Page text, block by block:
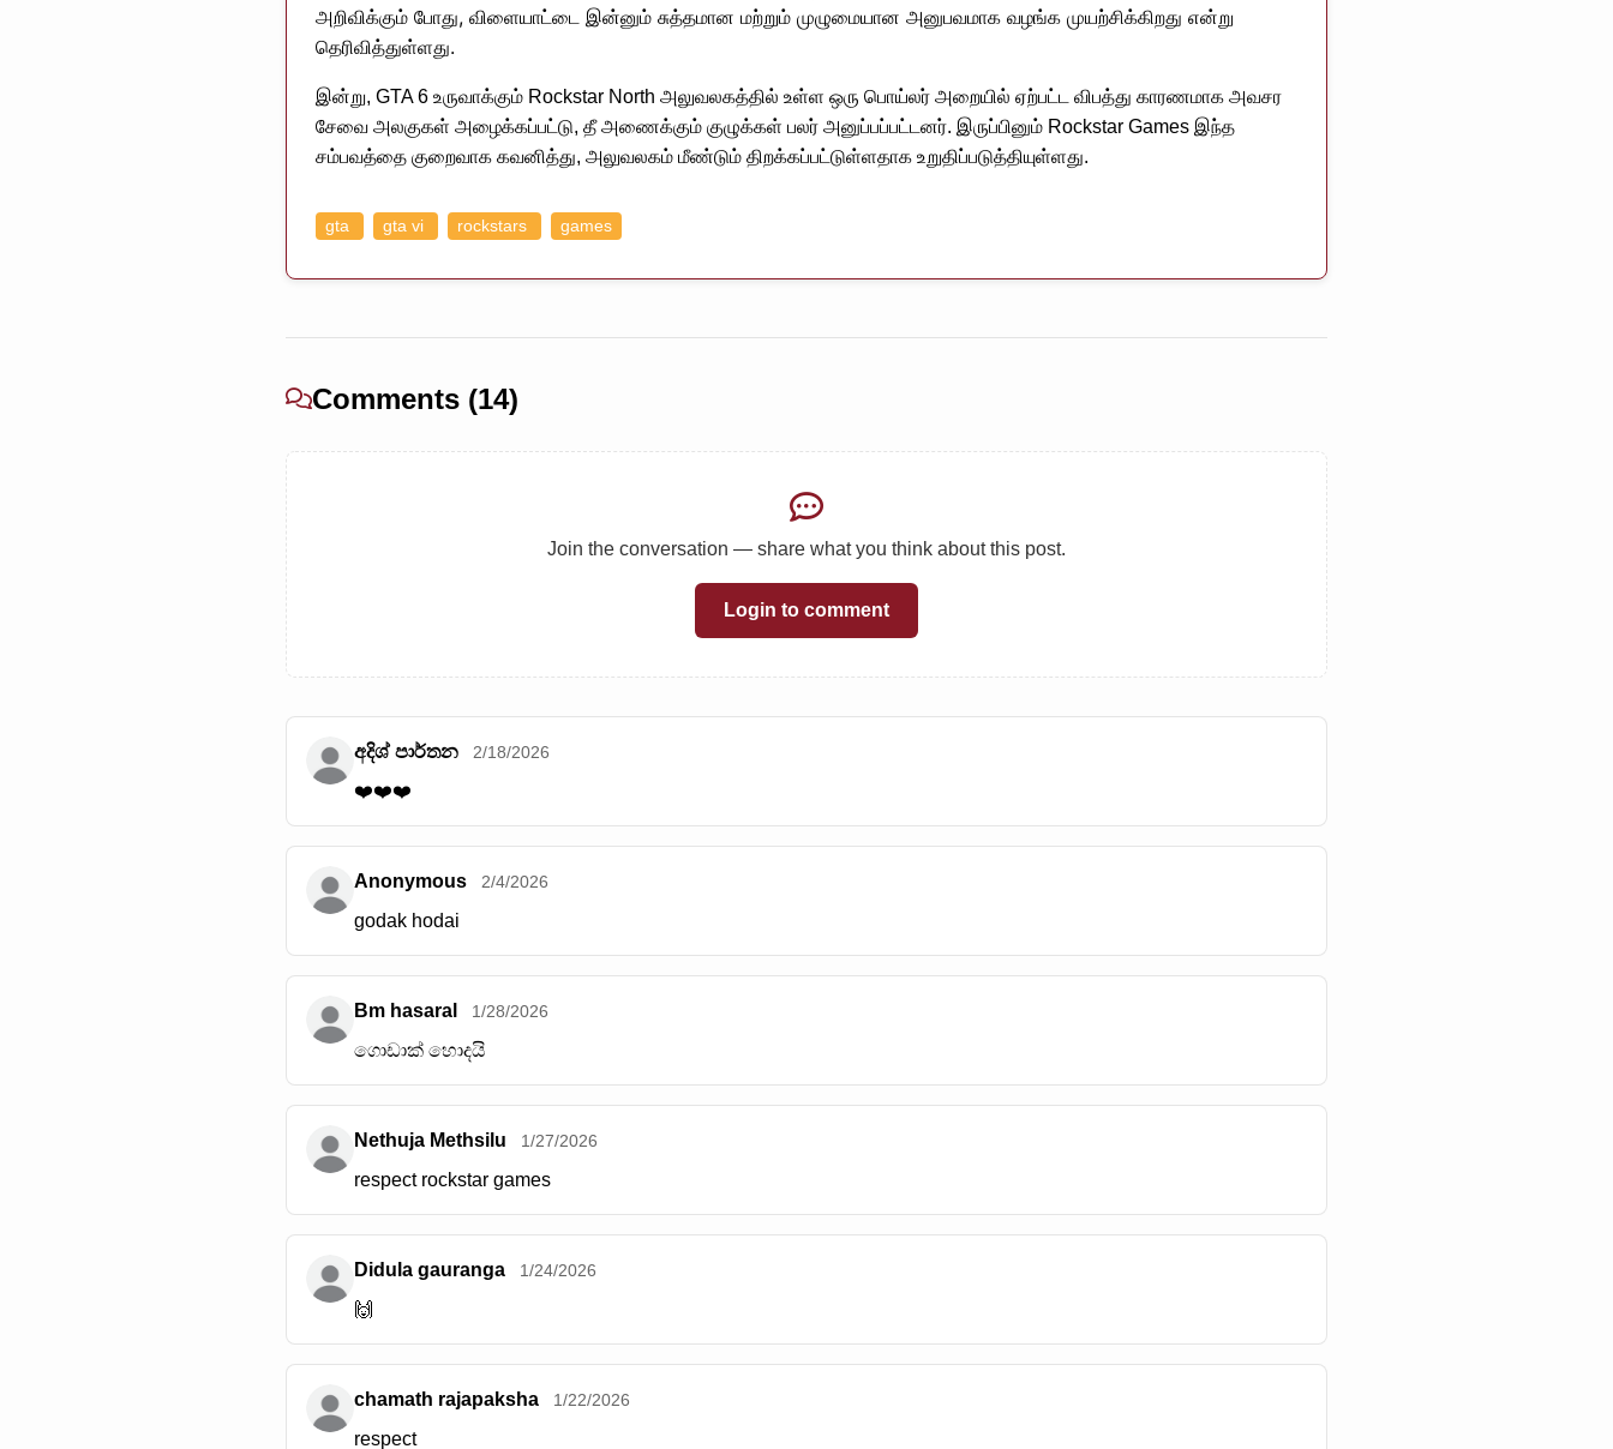
அறிவிக்கும் போது, விளையாட்டை இன்னும் சுத்தமான மற்றும் முழுமையான அனுபவமாக வழங்க முயற்சிக்கிறது என்று
தெரிவித்துள்ளது.
இன்று, GTA 6 உருவாக்கும் Rockstar North அலுவலகத்தில் உள்ள ஒரு பொய்லர் அறையில் ஏற்பட்ட விபத்து காரணமாக அவசர
சேவை அலகுகள் அழைக்கப்பட்டு, தீ அணைக்கும் குழுக்கள் பலர் அனுப்பப்பட்டனர். இருப்பினும் Rockstar Games இந்த
சம்பவத்தை குறைவாக கவனித்து, அலுவலகம் மீண்டும் திறக்கப்பட்டுள்ளதாக உறுதிப்படுத்தியுள்ளது.
gta gta vi rockstars games
Comments (14)
Join the conversation — share what you think about this post.
Login to comment
අදිශ් පාර්තන 2/18/2026
❤️❤️❤️
Anonymous 2/4/2026
godak hodai
Bm hasaral 1/28/2026
ගොඩාක් හොදයි
Nethuja Methsilu 1/27/2026
respect rockstar games
Didula gauranga 1/24/2026
🙌
chamath rajapaksha 1/22/2026
respect